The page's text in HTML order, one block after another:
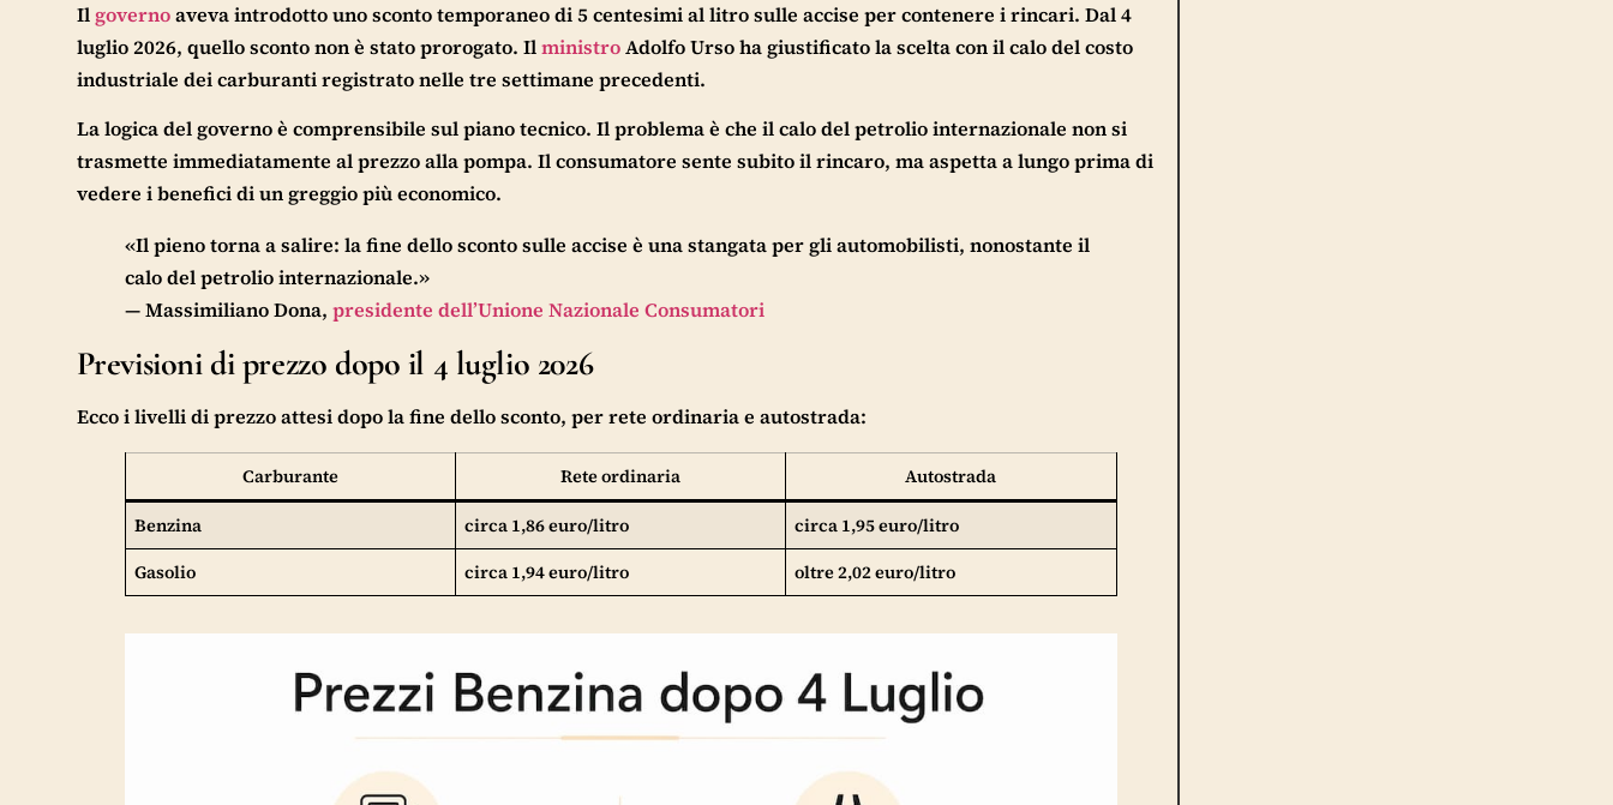
Ilgovernoaveva introdotto uno sconto temporaneo di 5 centesimi al litro sulle accise per contenere i rincari. Dal 4
luglio 2026, quello sconto non è stato prorogato. IlministroAdolfo Urso ha giustificato la scelta con il calo del costo
industriale dei carburanti registrato nelle tre settimane precedenti.
La logica del governo è comprensibile sul piano tecnico. Il problema è che il calo del petrolio internazionale non si
trasmette immediatamente al prezzo alla pompa. Il consumatore sente subito il rincaro, ma aspetta a lungo prima di
vedere i benefici di un greggio più economico.
«Il pieno torna a salire: la fine dello sconto sulle accise è una stangata per gli automobilisti, nonostante il
calo del petrolio internazionale.»
— Massimiliano Dona, presidente dell’Unione Nazionale Consumatori
Previsioni di prezzo dopo il 4 luglio 2026
Ecco i livelli di prezzo attesi dopo la fine dello sconto, per rete ordinaria e autostrada:
Carburante Rete ordinaria Autostrada
Benzina circa 1,86 euro/litro
circa 1,95 euro/litro
Gasolio
circa 1,94 euro/litro oltre 2,02 euro/litro